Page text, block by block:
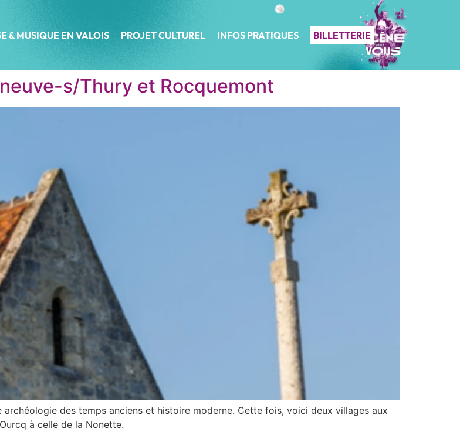
& MUSIQUE EN VALOIS PROJET CULTUREL INFOS PRATIQUES BILLETTERIE
s/Thury et Rocquemont
archéologie des temps anciens et histoire moderne. Cette fois, voici deux villages aux
à celle de la Nonette.